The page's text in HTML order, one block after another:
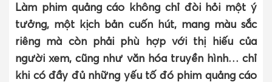
Làm phim quảng cáo không chỉ đòi hỏi một ý
tưởng, một kịch bản cuốn hút, mang màu sắc
riêng mà còn phải phù hợp với thị hiếu của
người xem, cũng như văn hóa truyền hình… chỉ
khi có đầy đủ những yếu tố đó phim quảng cáo